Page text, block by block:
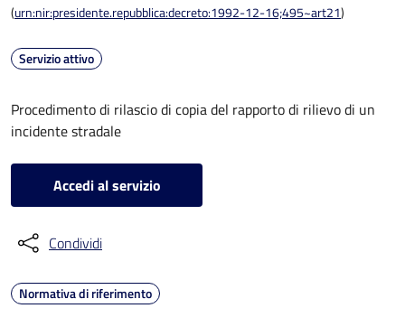
(urn:nir:presidente.repubblica:decreto:1992-12-16;495~art21)
Servizio attivo
Procedimento di rilascio di copia del rapporto di rilievo di un
incidente stradale
Accedi al servizio
Condividi
Normativa di riferimento